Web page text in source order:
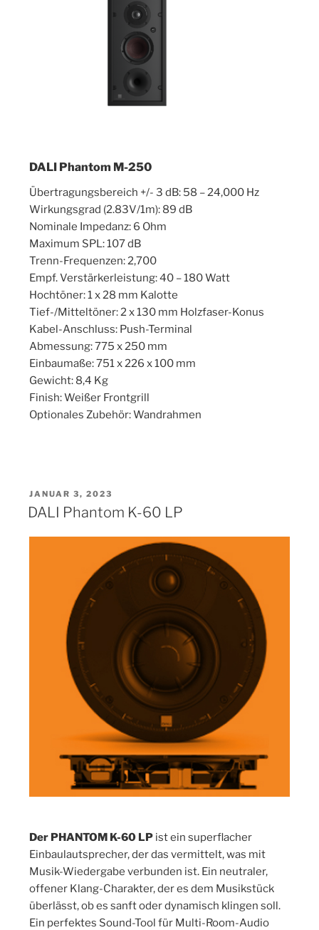
DALI Phantom M-250
Übertragungsbereich +/- 3 dB: 58 – 24,000 Hz
Wirkungsgrad (2.83V/1m): 89 dB
Nominale Impedanz: 6 Ohm
Maximum SPL: 107 dB
Trenn-Frequenzen: 2,700
Empf. Verstärkerleistung: 40 – 180 Watt
Hochtöner: 1 x 28 mm Kalotte
Tief-/Mitteltöner: 2 x 130 mm Holzfaser-Konus
Kabel-Anschluss: Push-Terminal
Abmessung: 775 x 250 mm
Einbaumaße: 751 x 226 x 100 mm
Gewicht: 8,4 Kg
Finish: Weißer Frontgrill
Optionales Zubehör: Wandrahmen
VERÖFFENTLICHT
AM
JANUAR 3, 2023
DALI Phantom K-60 LP
Der PHANTOM K-60 LP ist ein superflacher
Einbaulautsprecher, der das vermittelt, was mit
Musik-Wiedergabe verbunden ist. Ein neutraler,
offener Klang-Charakter, der es dem Musikstück
überlässt, ob es sanft oder dynamisch klingen soll.
Ein perfektes Sound-Tool für Multi-Room-Audio